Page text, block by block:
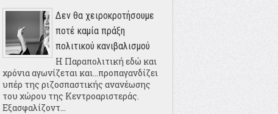
Δεν θα χειροκροτήσουμε
ποτέ καμία πράξη
πολιτικού κανιβαλισμού
Η Παραπολιτική εδώ και
χρόνια αγωνίζεται και...προπαγανδίζει
υπέρ της ριζοσπαστικής ανανέωσης
του χώρου της Κεντροαριστεράς.
Εξασφαλίζοντ...